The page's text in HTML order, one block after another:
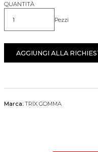
QUANTITÀ
Quantità Pezzi
AGGIUNGI ALLA
Marca: TRIX GOMMA